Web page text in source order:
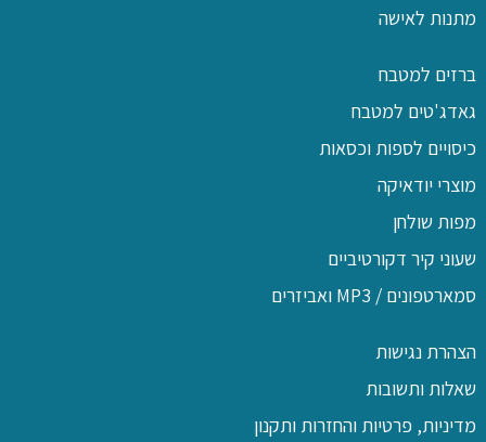
מתנות לאישה
ברזים למטבח
גאדג'טים למטבח
כיסויים לספות וכסאות
מוצרי יודאיקה
מפות שולחן
שעוני קיר דקורטיביים
סמארטפונים / MP3 ואביזרים
הצהרת נגישות
שאלות ותשובות
מדיניות, פרטיות והחזרות ותקנון